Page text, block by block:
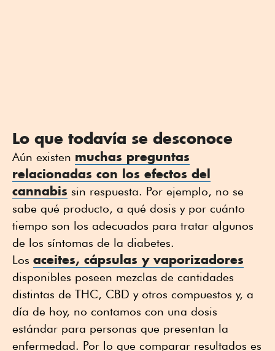
Lo que todavía se desconoce
Aún existen muchas preguntas
relacionadas con los efectos del
cannabis sin respuesta. Por ejemplo, no se
sabe qué producto, a qué dosis y por cuánto
tiempo son los adecuados para tratar algunos
de los síntomas de la diabetes.
Los aceites, cápsulas y vaporizadores
disponibles poseen mezclas de cantidades
distintas de THC, CBD y otros compuestos y, a
día de hoy, no contamos con una dosis
estándar para personas que presentan la
enfermedad. Por lo que comparar resultados es